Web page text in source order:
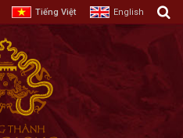
Tiếng Việt English